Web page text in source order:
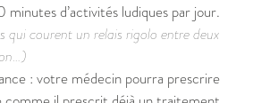
minutes d’activités ludiques par jour.
qui courent un relais rigolo entre deux
: votre médecin pourra prescrire